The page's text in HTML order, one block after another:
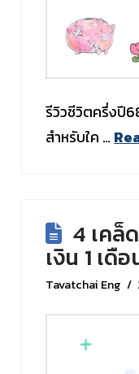
รีวิวชีวิตครึ่งปี
สำหรับใค …
4 เคล็
เงิน 1 เดือ
Tavatchai Eng